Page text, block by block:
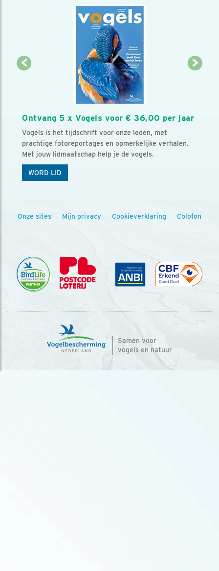
Ontvang 5 x Vogels voor € 36,00 per jaar
Vogels is het tijdschrift voor onze leden, met
prachtige fotoreportages en opmerkelijke verhalen.
Met jouw lidmaatschap help je de vogels.
WORD LID
Onze sites Mijn privacy Cookieverklaring Colofon
Samen voor
vogels en natuur